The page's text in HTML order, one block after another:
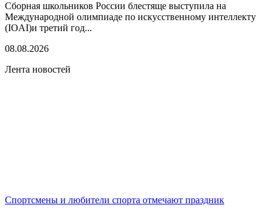
Сборная школьников России блестяще выступила на
Международной олимпиаде по искусственному интеллекту
(IOAI)и третий год...
08.08.2026
Лента новостей
Спортсмены и любители спорта отмечают праздник